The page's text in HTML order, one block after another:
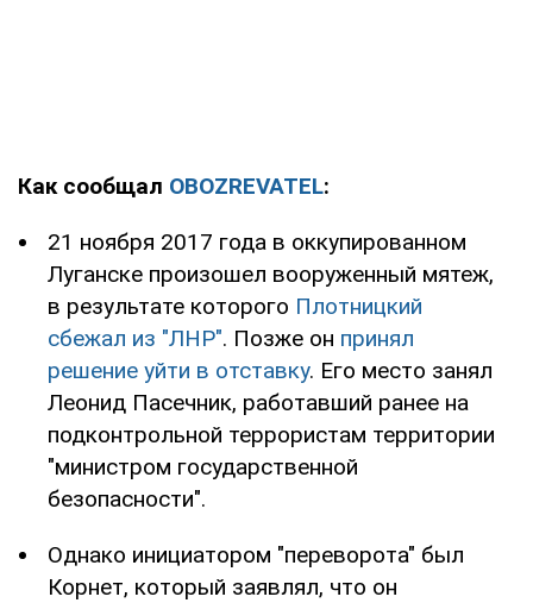
Как сообщал OBOZREVATEL:
21 ноября 2017 года в оккупированном
Луганске произошел вооруженный мятеж,
в результате которого Плотницкий
сбежал из "ЛНР". Позже он принял
решение уйти в отставку. Его место занял
Леонид Пасечник, работавший ранее на
подконтрольной террористам территории
"министром государственной
безопасности".
Однако инициатором "переворота" был
Корнет, который заявлял, что он